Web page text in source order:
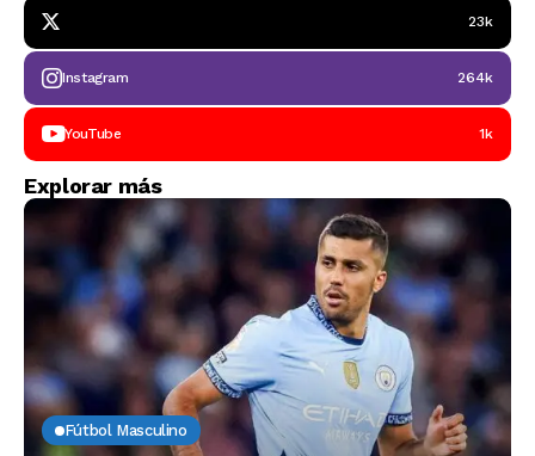
23k
Instagram 264k
YouTube 1k
Explorar más
Fútbol Masculino